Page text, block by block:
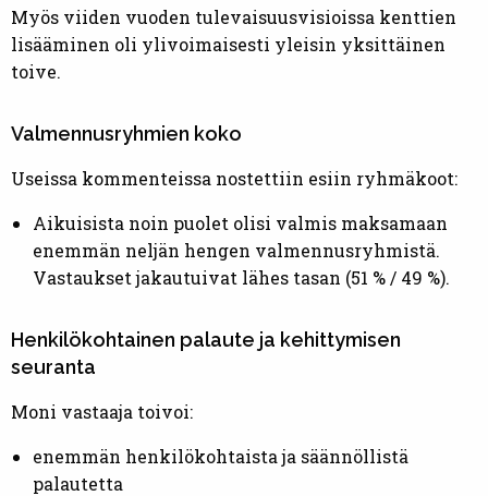
Myös viiden vuoden tulevaisuusvisioissa kenttien
lisääminen oli ylivoimaisesti yleisin yksittäinen
toive.
Valmennusryhmien koko
Useissa kommenteissa nostettiin esiin ryhmäkoot:
Aikuisista noin puolet olisi valmis maksamaan
enemmän neljän hengen valmennusryhmistä.
Vastaukset jakautuivat lähes tasan (51 % / 49 %).
Henkilökohtainen palaute ja kehittymisen
seuranta
Moni vastaaja toivoi:
enemmän henkilökohtaista ja säännöllistä
palautetta